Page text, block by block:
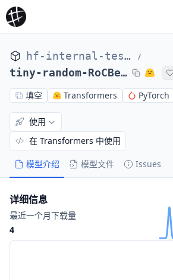
hf-internal-testing /
tiny-random-RoCBertForMaskedLM
填空
Transformers PyTorch
模型介绍 模型文件 Issues
使用
在 Transformers 中使用
详细信息
最近一个月下载量
4